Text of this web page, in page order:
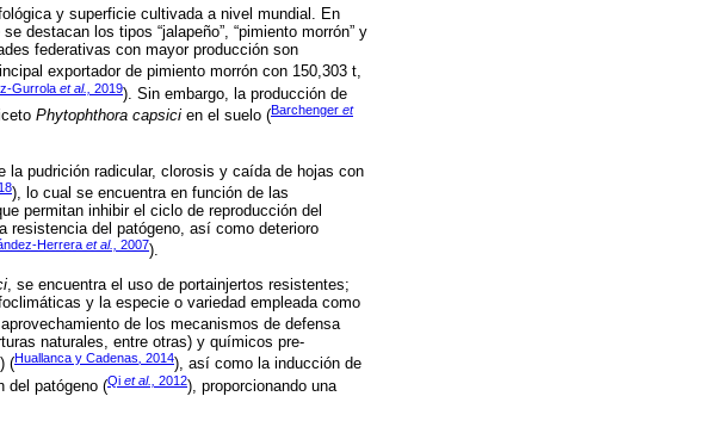
y superficie cultivada a nivel mundial. En
destacan los tipos “jalapeño”, “pimiento morrón” y
federativas con mayor producción son
exportador de pimiento morrón con 150,303 t,
Gurrola et al., 2019). Sin embargo, la producción de
Phytophthora capsici en el suelo (Barchenger et
pudrición radicular, clorosis y caída de hojas con
), lo cual se encuentra en función de las
permitan inhibir el ciclo de reproducción del
resistencia del patógeno, así como deterioro
Herrera et al., 2007).
, se encuentra el uso de portainjertos resistentes;
y la especie o variedad empleada como
de los mecanismos de defensa
naturales, entre otras) y químicos pre-
(Huallanca y Cadenas 2014), así como la inducción de
del patógeno (Qi et al., 2012), proporcionando una